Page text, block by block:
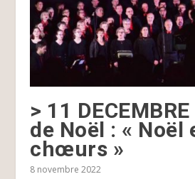
> 11
de Noël : « Noël
chœurs »
8 novembre 2022